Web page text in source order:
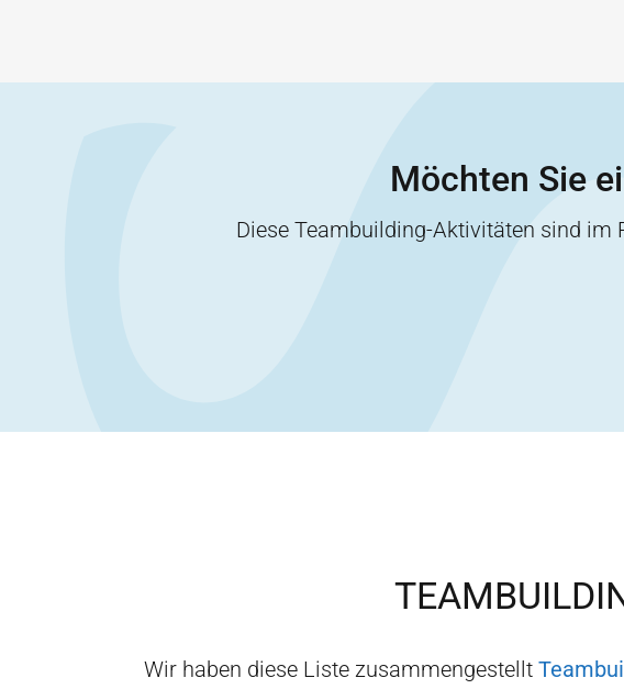
Möchten Sie
Diese Teambuilding-Aktivitäten sind im
Wir haben diese Liste zusammengestellt